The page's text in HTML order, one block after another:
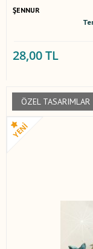
ŞENNUR
28,00 TL
ÖZEL TASARIMLAR